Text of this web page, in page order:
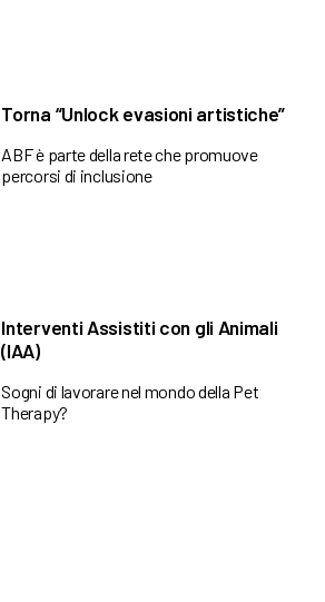
Torna “Unlock evasioni artistiche”
ABF è parte della rete che promuove
percorsi di inclusione
Interventi Assistiti con gli Animali
(IAA)
Sogni di lavorare nel mondo della Pet
Therapy?